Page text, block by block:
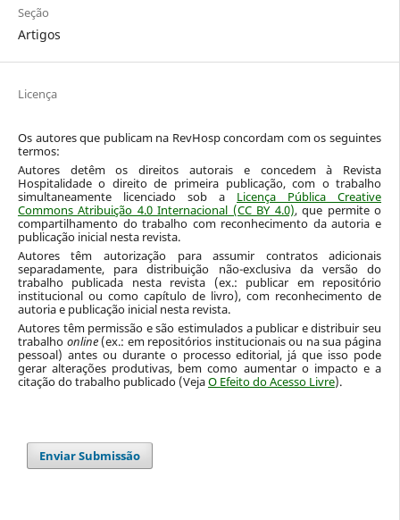
Seção
Artigos
Licença
Os autores que publicam na RevHosp concordam com os seguintes
termos:
Autores detêm os direitos autorais e concedem à Revista
Hospitalidade o direito de primeira publicação, com o trabalho
simultaneamente licenciado sob a Licença Pública Creative
Commons Atribuição 4.0 Internacional (CC BY 4.0), que permite o
compartilhamento do trabalho com reconhecimento da autoria e
publicação inicial nesta revista.
Autores têm autorização para assumir contratos adicionais
separadamente, para distribuição não-exclusiva da versão do
trabalho publicada nesta revista (ex.: publicar em repositório
institucional ou como capítulo de livro), com reconhecimento de
autoria e publicação inicial nesta revista.
Autores têm permissão e são estimulados a publicar e distribuir seu
trabalho online (ex.: em repositórios institucionais ou na sua página
pessoal) antes ou durante o processo editorial, já que isso pode
gerar alterações produtivas, bem como aumentar o impacto e a
citação do trabalho publicado (VejaO Efeito do Acesso Livre).
Enviar Submissão